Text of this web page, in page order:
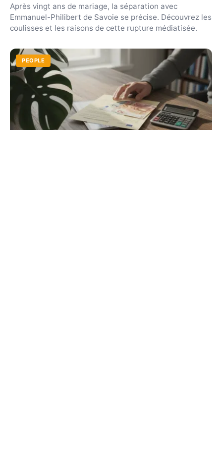
Après vingt ans de mariage, la séparation avec
Emmanuel-Philibert de Savoie se précise. Découvrez les
coulisses et les raisons de cette rupture médiatisée.
PEOPLE